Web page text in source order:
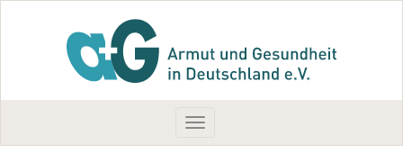
Toggle
navigation